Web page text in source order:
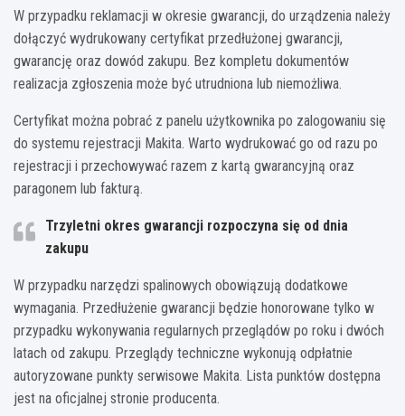
W przypadku reklamacji w okresie gwarancji, do urządzenia należy
dołączyć wydrukowany certyfikat przedłużonej gwarancji,
gwarancję oraz dowód zakupu. Bez kompletu dokumentów
realizacja zgłoszenia może być utrudniona lub niemożliwa.
Certyfikat można pobrać z panelu użytkownika po zalogowaniu się
do systemu rejestracji Makita. Warto wydrukować go od razu po
rejestracji i przechowywać razem z kartą gwarancyjną oraz
paragonem lub fakturą.
Trzyletni okres gwarancji rozpoczyna się od dnia
zakupu
W przypadku narzędzi spalinowych obowiązują dodatkowe
wymagania. Przedłużenie gwarancji będzie honorowane tylko w
przypadku wykonywania regularnych przeglądów po roku i dwóch
latach od zakupu. Przeglądy techniczne wykonują odpłatnie
autoryzowane punkty serwisowe Makita. Lista punktów dostępna
jest na oficjalnej stronie producenta.